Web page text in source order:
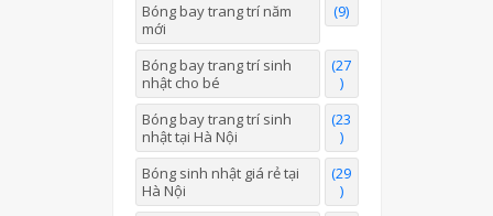
Bóng bay trang trí năm
mới
(9)
Bóng bay trang trí sinh
nhật cho bé
(27
)
Bóng bay trang trí sinh
nhật tại Hà Nội
(23
)
Bóng sinh nhật giá rẻ tại
Hà Nội
(29
)